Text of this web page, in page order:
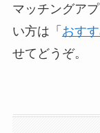
マッチングア
い方は「 おす
せてどうぞ。